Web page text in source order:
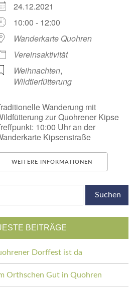
24.12.2021
10:00 - 12:00
Wanderkarte Quohren
Vereinsaktivität
Weihnachten,
Wildtierfütterung
Wanderung mit
zur Quohrener Kipse
10:00 Uhr an der
Kipsenstraße
WEITERE INFORMATIONEN
BEITRÄGE
Dorffest ist da
Orthschen Gut in Quohren